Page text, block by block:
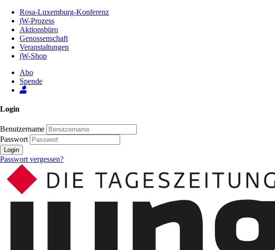
Inhalt
Seite
Rosa-Luxemburg-Konferenz
jW-Prozess
Aktionsbüro
Genossenschaft
Veranstaltungen
jW-Shop
Abo
Spende
Login
Benutzername
Passwort
Login
Passwort vergessen?